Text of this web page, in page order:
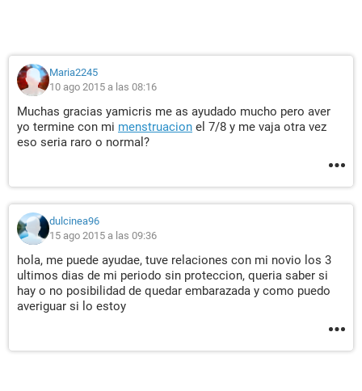
Maria2245
10 ago 2015 a las 08:16
Muchas gracias yamicris me as ayudado mucho pero aver
yo termine con mi menstruacion el 7/8 y me vaja otra vez
eso seria raro o normal?
dulcinea96
15 ago 2015 a las 09:36
hola, me puede ayudae, tuve relaciones con mi novio los 3
ultimos dias de mi periodo sin proteccion, queria saber si
hay o no posibilidad de quedar embarazada y como puedo
averiguar si lo estoy